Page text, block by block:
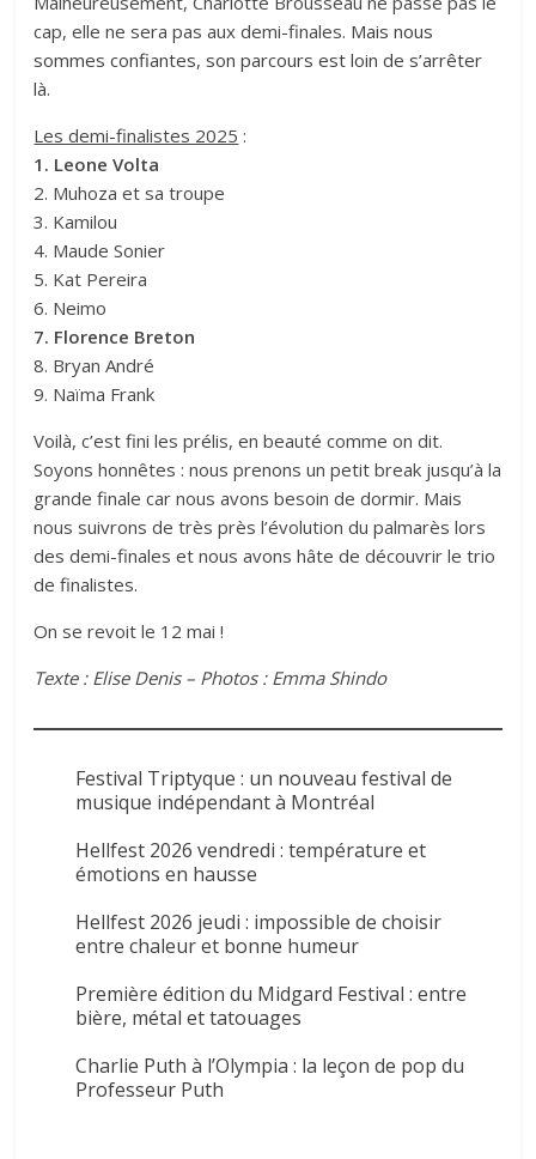
cap, elle ne sera pas aux demi-finales. Mais nous
sommes confiantes, son parcours est loin de s’arrêter
là.
Les demi-finalistes 2025 :
1. Leone Volta
2. Muhoza et sa troupe
3. Kamilou
4. Maude Sonier
5. Kat Pereira
6. Neimo
7. Florence Breton
8. Bryan André
9. Naïma Frank
Voilà, c’est fini les prélis, en beauté comme on dit.
Soyons honnêtes : nous prenons un petit break jusqu’à la
grande finale car nous avons besoin de dormir. Mais
nous suivrons de très près l’évolution du palmarès lors
des demi-finales et nous avons hâte de découvrir le trio
de finalistes.
On se revoit le 12 mai !
Texte : Elise Denis – Photos : Emma Shindo
Festival Triptyque : un nouveau festival de
musique indépendant à Montréal
Hellfest 2026 vendredi : température et
émotions en hausse
Hellfest 2026 jeudi : impossible de choisir
entre chaleur et bonne humeur
Première édition du Midgard Festival : entre
bière, métal et tatouages
Charlie Puth à l’Olympia : la leçon de pop du
Professeur Puth